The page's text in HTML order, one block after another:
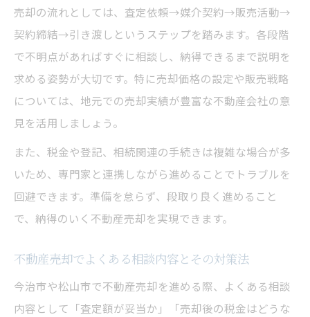
不動産売却で専門家相談が不可欠な理由
税金や登記に強い相談先との連携方法
不動産売却時のトラブル対策と専門家の役
割
相続や空き家問題も解決できる相談体制と
は
不動産売却で複数の相談先を活用するメリ
ット
初めてでも安心な不動産売却への具体的な流れ
初めての不動産売却相談に臨む際のポイン
査定から契約までの不動産売却相談の進め
売却の流れとしては、査定依頼→媒介契約→販売活動→
契約締結→引き渡しというステップを踏みます。各段階
で不明点があればすぐに相談し、納得できるまで説明を
求める姿勢が大切です。特に売却価格の設定や販売戦略
については、地元での売却実績が豊富な不動産会社の意
見を活用しましょう。
また、税金や登記、相続関連の手続きは複雑な場合が多
いため、専門家と連携しながら進めることでトラブルを
回避できます。準備を怠らず、段取り良く進めること
で、納得のいく不動産売却を実現できます。
不動産売却でよくある相談内容とその対策法
今治市や松山市で不動産売却を進める際、よくある相談
内容として「査定額が妥当か」「売却後の税金はどうな